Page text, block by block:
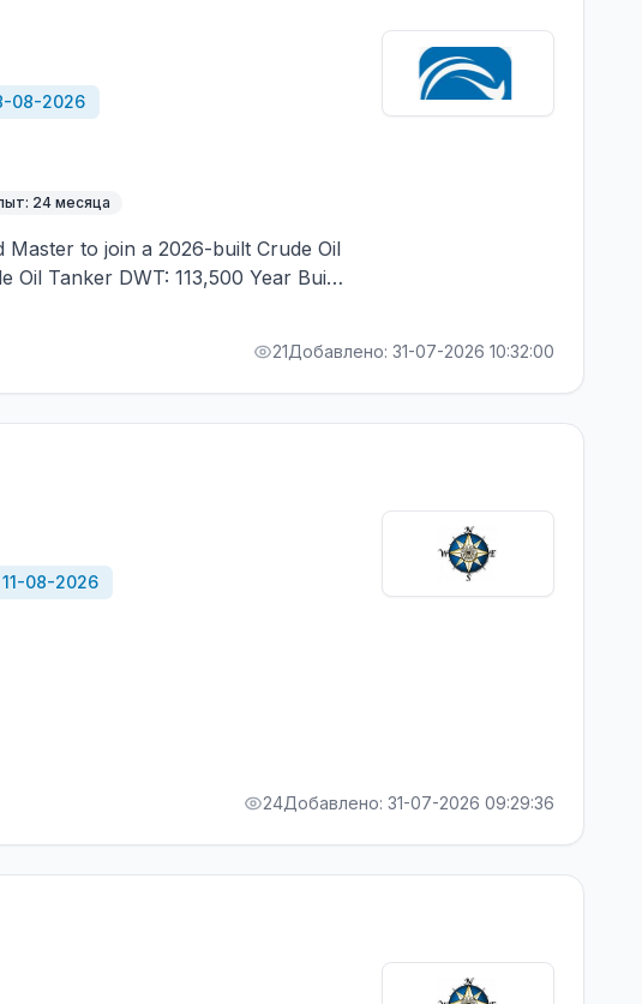
08-2026
24 месяца
to join a 2026-built Crude Oil
Oil Tanker DWT: 113,500 Year Built:
80 months of total tanker
Medical Certificate. Good command
will be considered an advantage.
candidates who meet the above
21Добавлено: 31-07-2026 10:32:00
11-08-2026
24Добавлено: 31-07-2026 09:29:36